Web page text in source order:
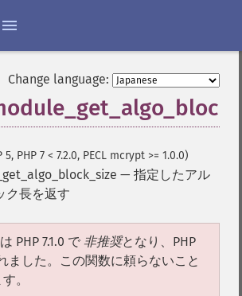
Change language:
5, PHP 7 < 7.2.0, PECL mcrypt >= 1.0.0)
— 指定したアル
ク長を返す
PHP 7.1.0 で 非推奨となり、PHP
ました。この関数に頼らないこと
。